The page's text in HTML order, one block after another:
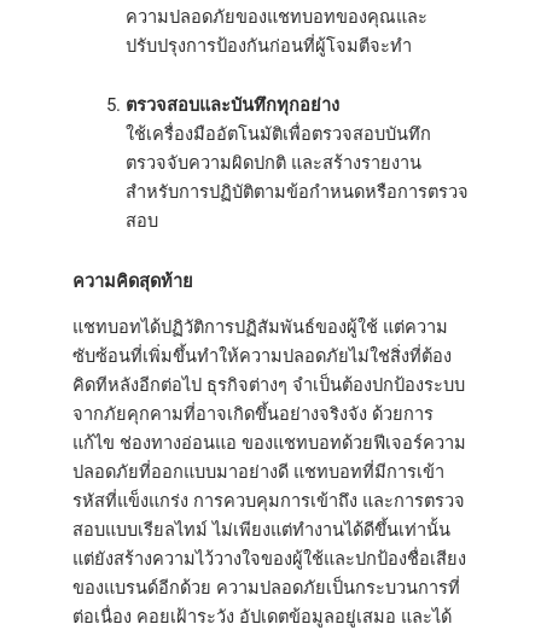
ความปลอดภัยของแชทบอทของคุณและ
ปรับปรุงการป้องกันก่อนที่ผู้โจมตีจะทำ
ตรวจสอบและบันทึกทุกอย่าง
ใช้เครื่องมืออัตโนมัติเพื่อตรวจสอบบันทึก
ตรวจจับความผิดปกติ และสร้างรายงาน
สำหรับการปฏิบัติตามข้อกำหนดหรือการตรวจ
สอบ
ความคิดสุดท้าย
แชทบอทได้ปฏิวัติการปฏิสัมพันธ์ของผู้ใช้ แต่ความ
ซับซ้อนที่เพิ่มขึ้นทำให้ความปลอดภัยไม่ใช่สิ่งที่ต้อง
คิดทีหลังอีกต่อไป ธุรกิจต่างๆ จำเป็นต้องปกป้องระบบ
จากภัยคุกคามที่อาจเกิดขึ้นอย่างจริงจัง ด้วยการ
แก้ไข ช่องทางอ่อนแอ ของแชทบอทด้วยฟีเจอร์ความ
ปลอดภัยที่ออกแบบมาอย่างดี แชทบอทที่มีการเข้า
รหัสที่แข็งแกร่ง การควบคุมการเข้าถึง และการตรวจ
สอบแบบเรียลไทม์ ไม่เพียงแต่ทำงานได้ดีขึ้นเท่านั้น
แต่ยังสร้างความไว้วางใจของผู้ใช้และปกป้องชื่อเสียง
ของแบรนด์อีกด้วย ความปลอดภัยเป็นกระบวนการที่
ต่อเนื่อง คอยเฝ้าระวัง อัปเดตข้อมูลอยู่เสมอ และได้